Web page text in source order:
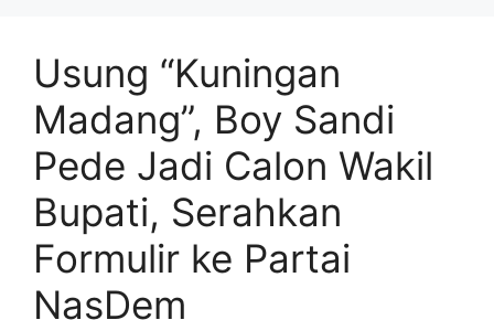
Usung “Kuningan
Madang”, Boy Sandi
Pede Jadi Calon Wakil
Bupati, Serahkan
Formulir ke Partai
NasDem